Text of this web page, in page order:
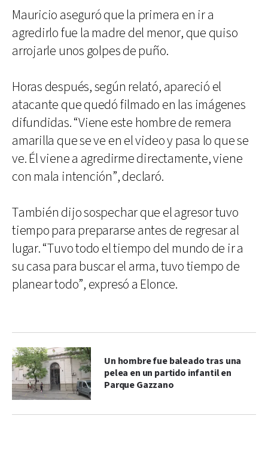
Mauricio aseguró que la primera en ir a
agredirlo fue la madre del menor, que quiso
arrojarle unos golpes de puño.
Horas después, según relató, apareció el
atacante que quedó filmado en las imágenes
difundidas. “Viene este hombre de remera
amarilla que se ve en el video y pasa lo que se
ve. Él viene a agredirme directamente, viene
con mala intención”, declaró.
También dijo sospechar que el agresor tuvo
tiempo para prepararse antes de regresar al
lugar. “Tuvo todo el tiempo del mundo de ir a
su casa para buscar el arma, tuvo tiempo de
planear todo”, expresó a Elonce.
Un hombre fue baleado tras una
pelea en un partido infantil en
Parque Gazzano